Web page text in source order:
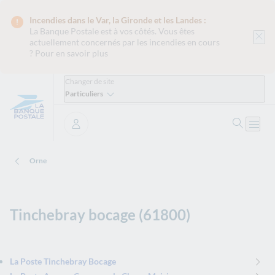
Incendies dans le Var, la Gironde et les Landes :
La Banque Postale est à vos côtés. Vous êtes
actuellement concernés par les incendies en cours
? Pour en savoir plus
Changer de site
Particuliers
Se connecter
Orne
Tinchebray bocage (61800)
La Poste Tinchebray Bocage